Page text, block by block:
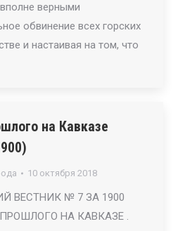
верными
обвинение всех горских
и настаивая на том, что
на Кавказе
10 октября 2018
ВЕСТНИК № 7 ЗА 1900
НА КАВКАЗЕ .